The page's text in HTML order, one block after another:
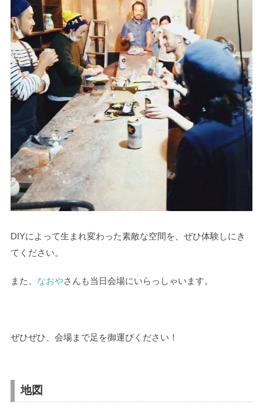
DIYによって生まれ変わった素敵な空間を、ぜひ体験しにき
てください。
また、 なおやさんも当日会場にいらっしゃいます。
ぜひぜひ、会場まで足を御運びください！
地図